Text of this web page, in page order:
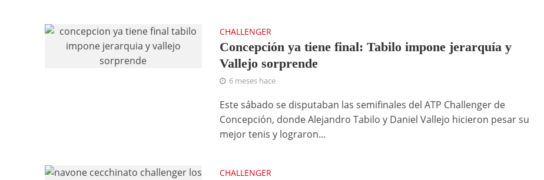
CHALLENGER
Concepción ya tiene final: Tabilo impone jerarquía y
Vallejo sorprende
6 meses hace
Este sábado se disputaban las semifinales del ATP Challenger de
Concepción, donde Alejandro Tabilo y Daniel Vallejo hicieron pesar su
mejor tenis y lograron...
CHALLENGER